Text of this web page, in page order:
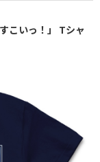
こいっ！」 Tシャ